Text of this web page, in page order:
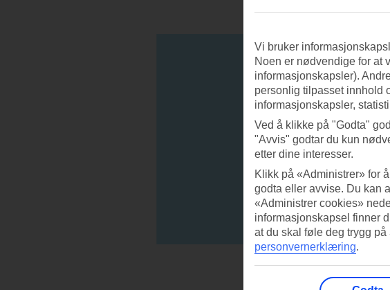
Vi bruker
Noen er nødvendige for at
informasjonskapsler).
personlig tilpasset innhold
informasjonskapsler,
Ved å klikke på "Godta"
"Avvis" godtar du kun
etter dine interesser.
Klikk på «Administrer» for
godta eller avvise. Du kan
«Administrer cookies»
informasjonskapsel finner
at du skal føle deg trygg
personvernerklæring.